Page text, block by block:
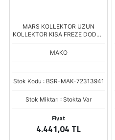
MARS KOLLEKTOR UZUN
KOLLEKTOR KISA FREZE DODGE
D1210 1312 BMC TM140 941
MAKO
Stok Kodu : BSR-MAK-72313941
Stok Miktarı : Stokta Var
Fiyat
4.441,04 TL